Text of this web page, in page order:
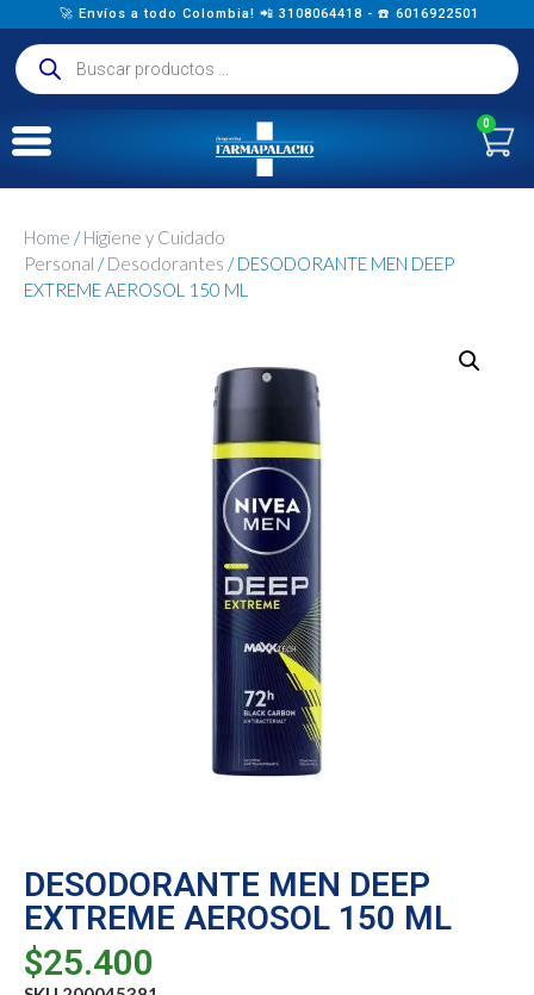
🚀 Envíos a todo Colombia! 📲 3108064418 - ☎️ 6016922501
0
Home /Higiene y Cuidado
Personal /Desodorantes / DESODORANTE MEN DEEP
EXTREME AEROSOL 150 ML
DESODORANTE MEN DEEP
EXTREME AEROSOL 150 ML
$25.400